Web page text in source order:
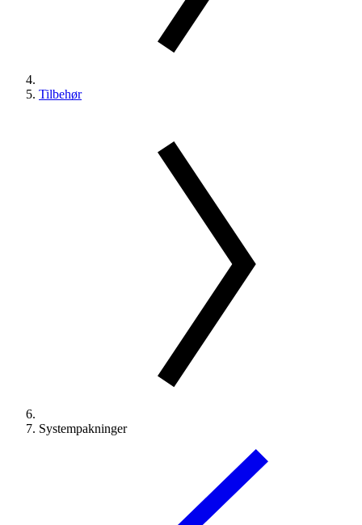
Tilbehør
Systempakninger